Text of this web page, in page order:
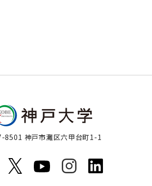
8501 神戸市灘区六甲台町1-1